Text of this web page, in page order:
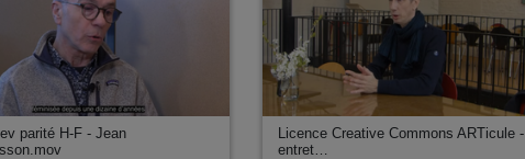
parité H-F - Jean
Licence Creative Commons ARTicule -
entret…